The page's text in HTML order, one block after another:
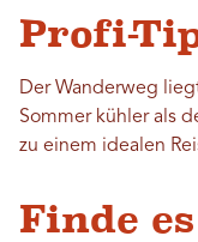
Profi-
Der Wanderweg
Sommer kühler als
zu einem idealen
Finde es